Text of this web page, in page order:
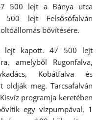
500 lejt a Bánya utca
500 lejt Felsősófalván
bővítésére.
lejt kapott. 47 500 lejt
amelyből Rugonfalva,
Kobátfalva és
oldják meg. Tarcsafalván
programja keretében
egy vízpumpával, 1